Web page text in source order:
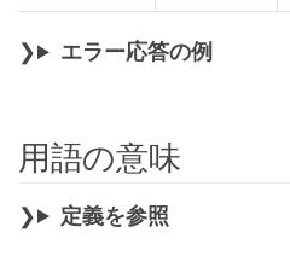
エラー応答の例
用語の意味
定義を参照